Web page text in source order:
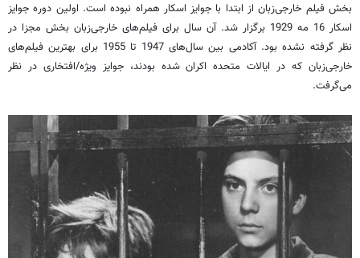
بخش فیلم خارجی‌زبان از ابتدا با جوایز اسکار همراه نبوده است. اولین دوره جوایز
اسکار 16 مه 1929 برگزار شد. آن سال برای فیلم‌های خارجی‌زبان بخش مجزا در
نظر گرفته نشده بود. آکادمی بین سال‌های 1947 تا 1955 برای بهترین فیلم‌های
خارجی‌زبان که در ایالات متحده اکران شده بودند، جوایز ویژه/افتخاری در نظر
می‌گرفت.